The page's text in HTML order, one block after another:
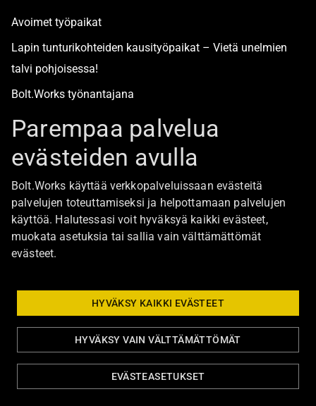
Avoimet työpaikat
Lapin tunturikohteiden kausityöpaikat – Vietä unelmien
talvi pohjoisessa!
Bolt.Works työnantajana
Oppisopimuskoulutukset
Toimialat
Ajankohtaista
Ota yhteyttä
Asiakkaille
Trenox-torninosturinkuljettajat
Koulutuspalvelut
Parempaa palvelua
evästeiden avulla
Bolt.Works käyttää verkkopalveluissaan evästeitä
palvelujen toteuttamiseksi ja helpottamaan palvelujen
käyttöä. Halutessasi voit hyväksyä kaikki evästeet,
muokata asetuksia tai sallia vain välttämättömät
evästeet.
HYVÄKSY KAIKKI EVÄSTEET
HYVÄKSY VAIN VÄLTTÄMÄTTÖMÄT
EVÄSTEASETUKSET